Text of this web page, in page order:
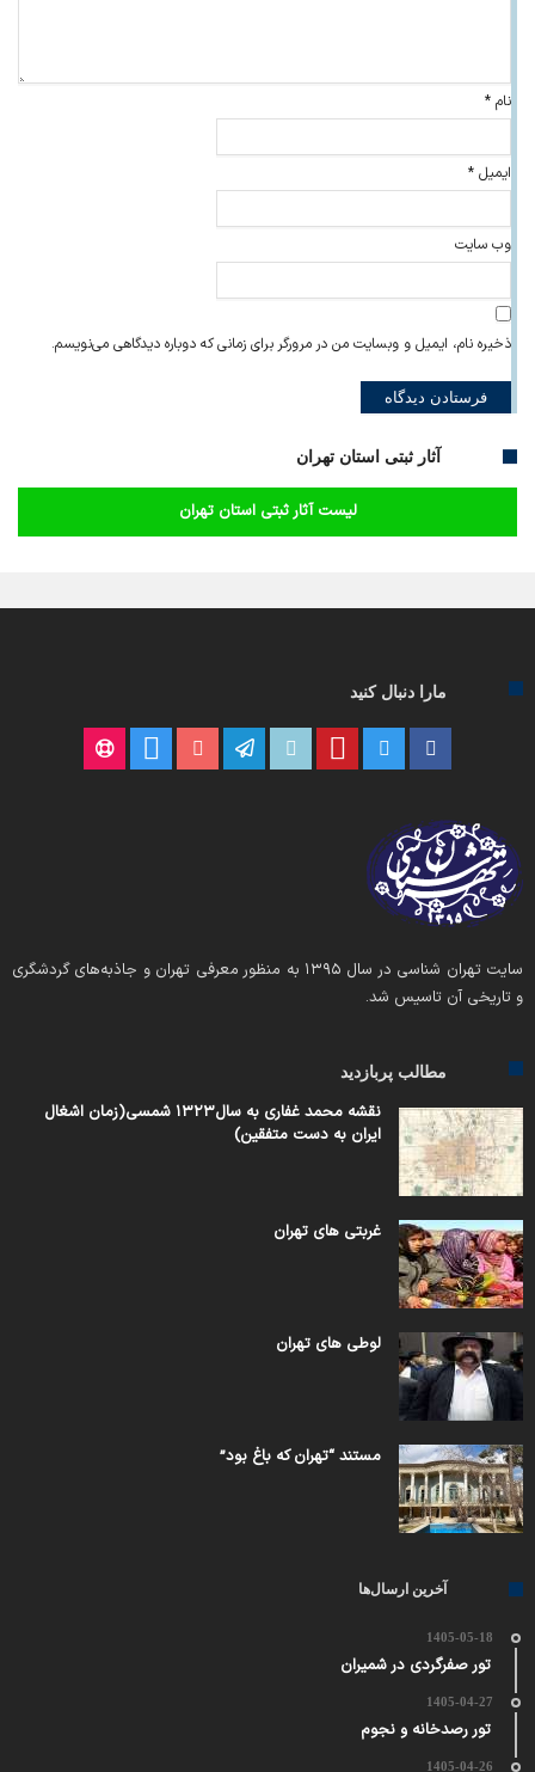
نام *
ایمیل *
وب‌ سایت
ذخیره نام، ایمیل و وبسایت من در مرورگر برای زمانی که دوباره دیدگاهی می‌نویسم.
آثار ثبتی استان تهران
لیست آثار ثبتی استان تهران
مارا دنبال کنید
سایت تهران شناسی در سال ۱۳۹۵ به منظور معرفی تهران و جاذبه‌های گردشگری
و تاریخی آن تاسیس شد.
مطالب پربازدید
نقشه محمد غفاری به سال۱۳۲۳ شمسی(زمان اشغال
ایران به دست متفقین)
غربتی های تهران
لوطی های تهران
مستند “تهران که باغ بود”
آخرین ارسال‌ها
1405-05-18
تور صفرگردی در شمیران
1405-04-27
تور رصدخانه و نجوم
1405-04-26